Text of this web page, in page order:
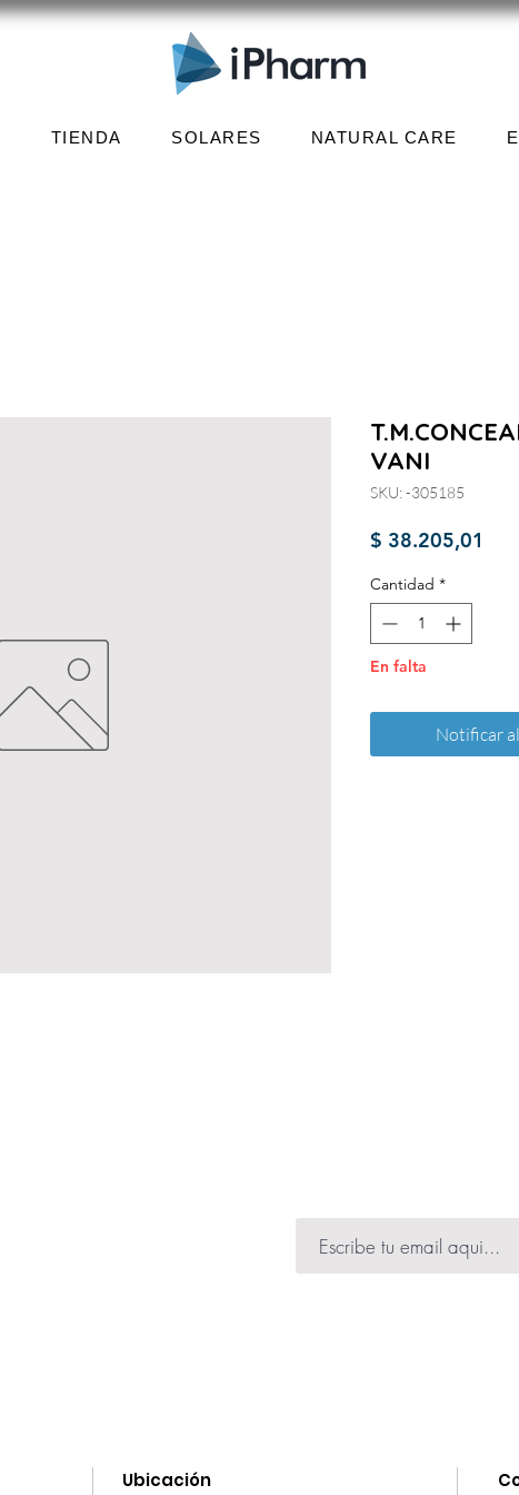
TIENDA SOLARES NATURAL CARE
VANI
SKU: -305185
$ 38.205,01
Cantidad *
En falta
Notificar
Ubicación